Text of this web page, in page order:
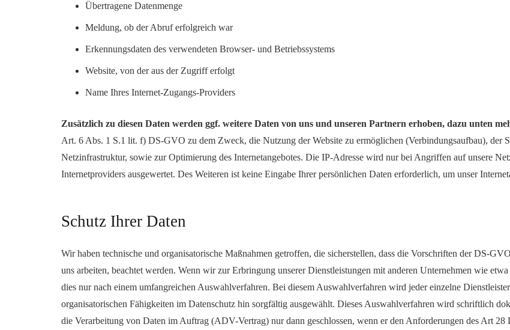
Übertragene Datenmenge
Meldung, ob der Abruf erfolgreich war
Erkennungsdaten des verwendeten Browser- und Betriebssystems
Website, von der aus der Zugriff erfolgt
Name Ihres Internet-Zugangs-Providers
Zusätzlich zu diesen Daten werden ggf. weitere Daten von uns und unseren Partnern erhoben, dazu unten
Art. 6 Abs. 1 S.1 lit. f) DS-GVO zu dem Zweck, die Nutzung der Website zu ermöglichen (Verbindungsaufbau), der
Netzinfrastruktur, sowie zur Optimierung des Internetangebotes. Die IP-Adresse wird nur bei Angriffen auf unsere
Internetproviders ausgewertet. Des Weiteren ist keine Eingabe Ihrer persönlichen Daten erforderlich, um unser
Schutz Ihrer Daten
Wir haben technische und organisatorische Maßnahmen getroffen, die sicherstellen, dass die Vorschriften der DS-
uns arbeiten, beachtet werden. Wenn wir zur Erbringung unserer Dienstleistungen mit anderen Unternehmen wie
dies nur nach einem umfangreichen Auswahlverfahren. Bei diesem Auswahlverfahren wird jeder einzelne
organisatorischen Fähigkeiten im Datenschutz hin sorgfältig ausgewählt. Dieses Auswahlverfahren wird schriftlich
die Verarbeitung von Daten im Auftrag (ADV-Vertrag) nur dann geschlossen, wenn er den Anforderungen des Art